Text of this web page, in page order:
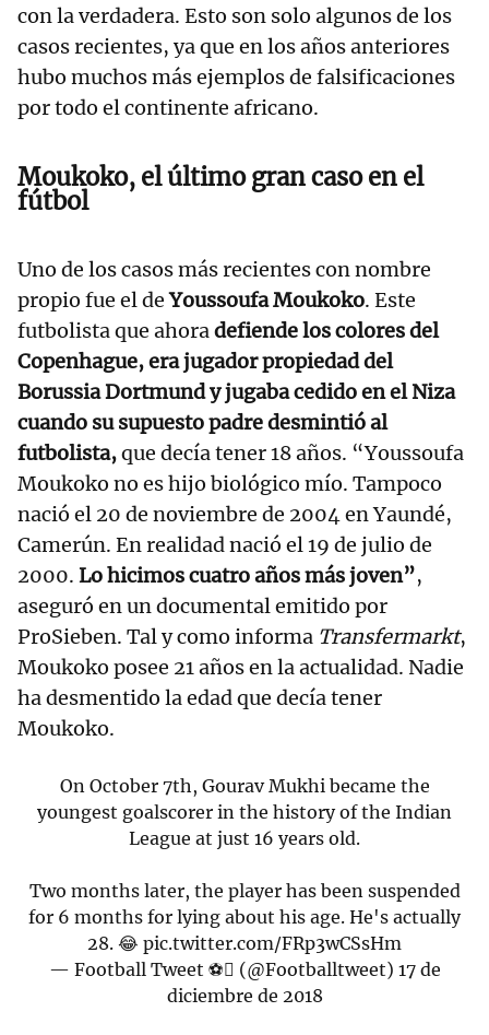
con la verdadera. Esto son solo algunos de los
casos recientes, ya que en los años anteriores
hubo muchos más ejemplos de falsificaciones
por todo el continente africano.
Moukoko, el último gran caso en el
fútbol
Uno de los casos más recientes con nombre
propio fue el deYoussoufa Moukoko. Este
futbolista que ahoradefiende los colores del
Copenhague, era jugador propiedad del
Borussia Dortmund y jugaba cedido en el Niza
cuando su supuesto padre desmintió al
futbolista,que decía tener 18 años. “Youssoufa
Moukoko no es hijo biológico mío. Tampoco
nació el 20 de noviembre de 2004 en Yaundé,
Camerún. En realidad nació el 19 de julio de
2000. Lo hicimos cuatro años más joven”,
aseguró en un documental emitido por
ProSieben. Tal y como informa Transfermarkt,
Moukoko posee 21 años en la actualidad. Nadie
ha desmentido la edad que decía tener
Moukoko.
On October 7th, Gourav Mukhi became the
youngest goalscorer in the history of the Indian
League at just 16 years old.
Two months later, the player has been suspended
for 6 months for lying about his age. He's actually
28. 😂 pic.twitter.com/FRp3wCSsHm
— Football Tweet ⚽ (@Footballtweet) 17 de
diciembre de 2018